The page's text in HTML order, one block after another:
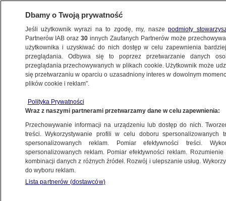
ŚWIAT
6.03.2011, 09:10Aktualizacja:6.03.2011, 10:05
Udostępnij
Sean Penn odwiedził, zresztą nie po raz
pierwszy, prezydenta Wenezueli Hugo Chaveza.
Panowie rozmawiali o sytuacji w Haiti po
Dbamy o Twoją prywatność
Jeśli użytkownik wyrazi na to zgodę, my, naszepodmioty
Partnerów IAB oraz30 innych Zaufanych Partnerów może
użytkownika i uzyskiwać do nich dostęp w celu zapewnienia
przeglądania. Odbywa się to poprzez przetwarzanie danych
przeglądania przechowywanych w plikach cookie. Użytkownik może
się przetwarzaniu w oparciu o uzasadniony interes w dowolnym
plików cookie i reklam”.
Polityka Prywatności
Wraz z naszymi partnerami przetwarzamy dane w celu zapewnienia:
Przechowywanie informacji na urządzeniu lub dostęp do nich.
treści. Wykorzystywanie profili w celu doboru spersonalizowanych
spersonalizowanych reklam. Pomiar efektywności treści.
spersonalizowanych reklam. Pomiar efektywności reklam.
kombinacji danych z różnych źródeł. Rozwój i ulepszanie usług.
do wyboru reklam.
Lista partnerów (dostawców)